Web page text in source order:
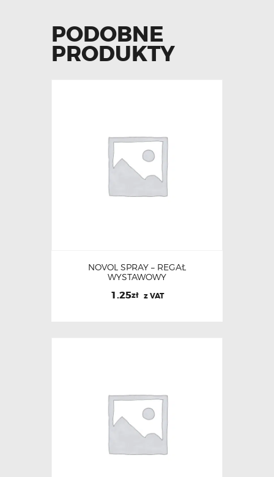
PODOBNE
PRODUKTY
NOVOL SPRAY – REGAŁ
WYSTAWOWY
1.25zł z VAT